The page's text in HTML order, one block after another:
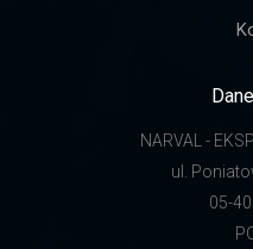
NARVAL -
ul.
05-